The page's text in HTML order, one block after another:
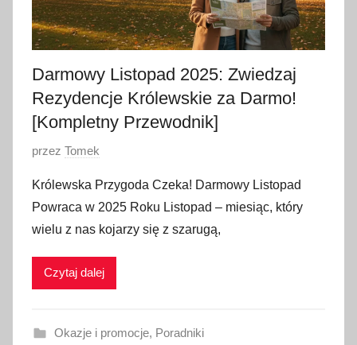
Darmowy Listopad 2025: Zwiedzaj
Rezydencje Królewskie za Darmo!
[Kompletny Przewodnik]
O
u
b
l
i
a
przez Tomek
Królewska Przygoda Czeka! Darmowy Listopad
Powraca w 2025 Roku Listopad – miesiąc, który
wielu z nas kojarzy się z szarugą,
Czytaj dalej
Okazje i promocje, Poradniki